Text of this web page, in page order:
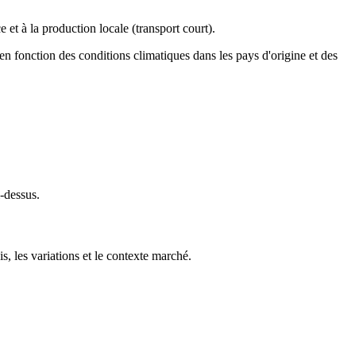
et à la production locale (transport court).
fonction des conditions climatiques dans les pays d'origine et des
les variations et le contexte marché.